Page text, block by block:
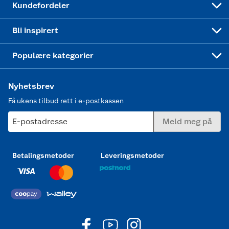
Kundefordeler
Bli inspirert
Populære kategorier
Nyhetsbrev
Få ukens tilbud rett i e-postkassen
E-postadresse Meld meg på
Betalingsmetoder Leveringsmetoder